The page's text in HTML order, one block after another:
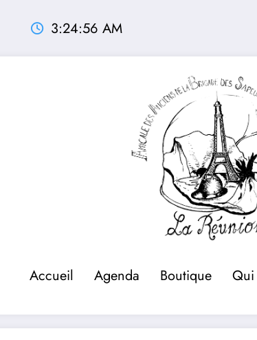
3:24:56 AM
Accueil Agenda Boutique Qui